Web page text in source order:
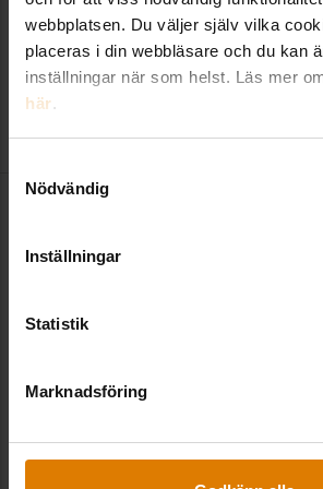
webbplatsen. Du väljer själv vilka
placeras i din webbläsare och du kan
inställningar när som helst. Läs mer
här.
Nödvändig
Inställningar
Statistik
Marknadsföring
med allt från hyresförhandling,
utveckling till rollen som
Jag skulle ljuga om jag säger ...